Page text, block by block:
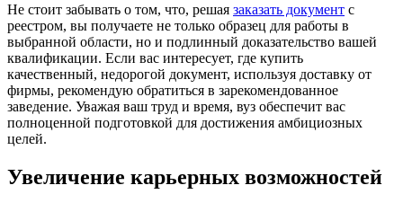
Не стоит забывать о том, что, решая заказать документ с
реестром, вы получаете не только образец для работы в
выбранной области, но и подлинный доказательство вашей
квалификации. Если вас интересует, где купить
качественный, недорогой документ, используя доставку от
фирмы, рекомендую обратиться в зарекомендованное
заведение. Уважая ваш труд и время, вуз обеспечит вас
полноценной подготовкой для достижения амбициозных
целей.
Увеличение карьерных возможностей